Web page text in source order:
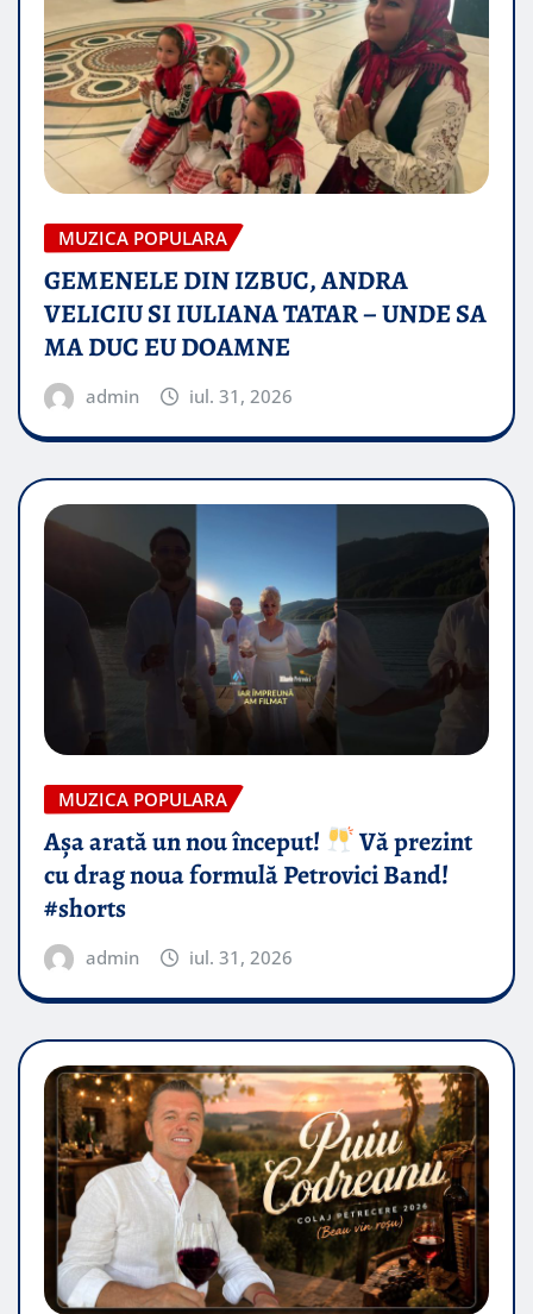
MUZICA POPULARA
GEMENELE DIN IZBUC, ANDRA
VELICIU SI IULIANA TATAR – UNDE SA
MA DUC EU DOAMNE
admin iul. 31, 2026
MUZICA POPULARA
Așa arată un nou început!
Vă prezint
cu drag noua formulă Petrovici Band!
#shorts
admin iul. 31, 2026